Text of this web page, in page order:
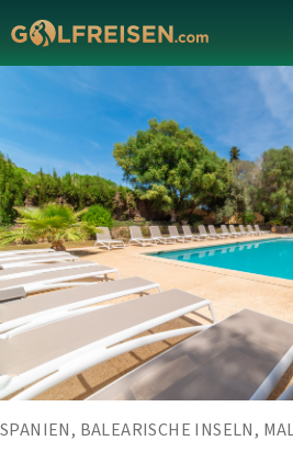
SPANIEN, BALEARISCHE INSELN,